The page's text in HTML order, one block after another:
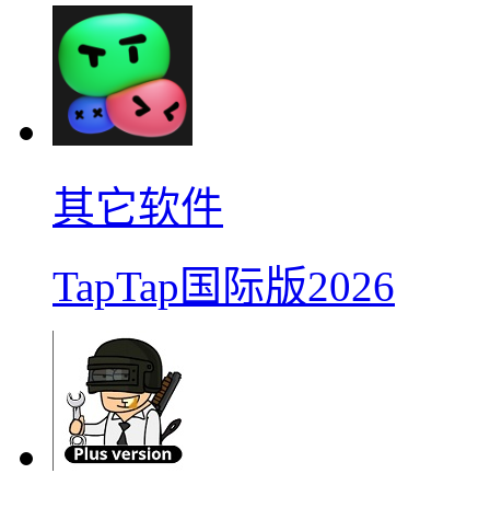
其它软件
TapTap国际版2026